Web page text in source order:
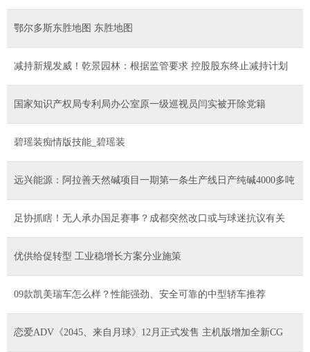
鄂尔多斯东胜地图 东胜地图
减持新规发威！乾景园林：根据监管要求 控股股东终止减持计划
国家知识产权局专利局办公室原一级巡视员闫实被开除党籍
碧瑶装痴情版技能_碧瑶装
远兴能源：阿拉善天然碱项目一期第一条生产线日产纯碱4000多吨
足协抓瞎！无人承办国足赛事？成都突然改口或与球迷抗议有关
优供给促转型 工业稳增长方案分业施策
09款凯美瑞车怎么样？性能强劲、安全可靠的中型轿车推荐
恋爱ADV《2045、来自月球》12月正式发售 主机版增加全新CG